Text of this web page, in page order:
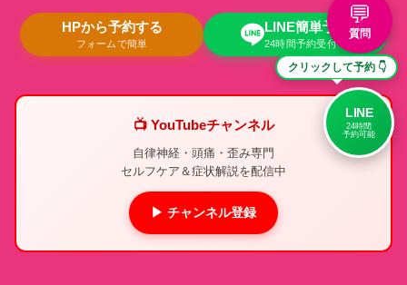
HPから予約する
フォームで簡単
LINE簡単予約
24時間予約受付中
📺 YouTubeチャンネル
自律神経・頭痛・歪み専門
セルフケア＆症状解説を配信中
▶ チャンネル登録
💬
質問
クリックして予約 👇
LINE
24時間
予約可能